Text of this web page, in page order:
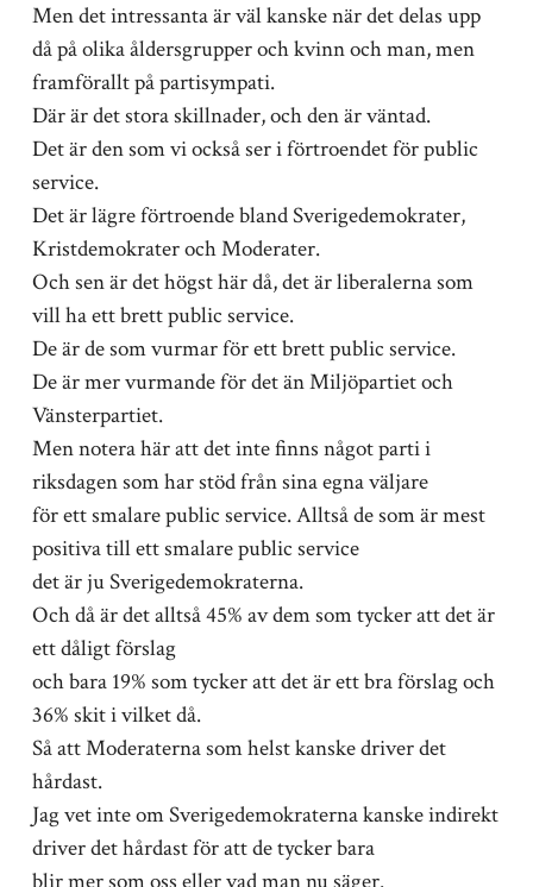
Men det intressanta är väl kanske när det delas upp
då på olika åldersgrupper och kvinn och man, men
framförallt på partisympati.
Där är det stora skillnader, och den är väntad.
Det är den som vi också ser i förtroendet för public
service.
Det är lägre förtroende bland Sverigedemokrater,
Kristdemokrater och Moderater.
Och sen är det högst här då, det är liberalerna som
vill ha ett brett public service.
De är de som vurmar för ett brett public service.
De är mer vurmande för det än Miljöpartiet och
Vänsterpartiet.
Men notera här att det inte finns något parti i
riksdagen som har stöd från sina egna väljare
för ett smalare public service. Alltså de som är mest
positiva till ett smalare public service
det är ju Sverigedemokraterna.
Och då är det alltså 45% av dem som tycker att det är
ett dåligt förslag
och bara 19% som tycker att det är ett bra förslag och
36% skit i vilket då.
Så att Moderaterna som helst kanske driver det
hårdast.
Jag vet inte om Sverigedemokraterna kanske indirekt
driver det hårdast för att de tycker bara